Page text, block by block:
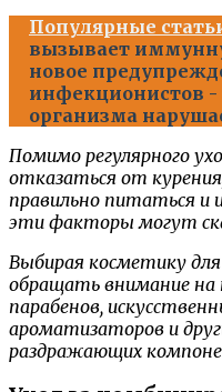
Популярные
вызывает
новое
инфекционистов -
организма
Помимо регулярного
отказаться от
правильно питаться и
эти факторы могут
Выбирая косметику
обращать внимание
парабенов,
ароматизаторов и
раздражающих